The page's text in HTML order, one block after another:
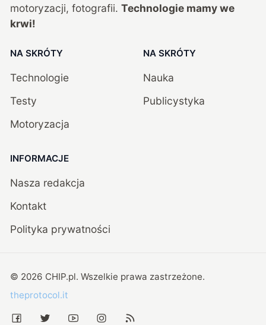
motoryzacji, fotografii. Technologie mamy we
krwi!
NA SKRÓTY
Technologie
Testy
Motoryzacja
NA SKRÓTY
Nauka
Publicystyka
INFORMACJE
Nasza redakcja
Kontakt
Polityka prywatności
© 2026 CHIP.pl. Wszelkie prawa zastrzeżone.
theprotocol.it